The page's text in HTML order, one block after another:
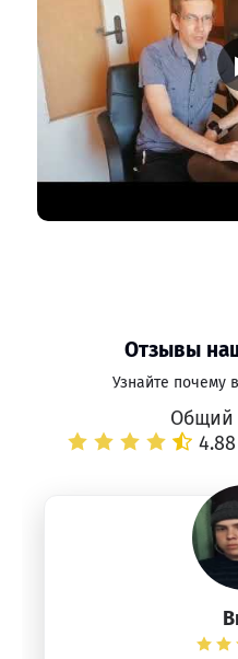
Отзывы
Узнайте почему
Общий